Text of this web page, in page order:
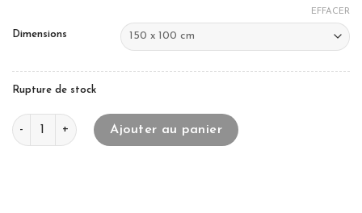
Dimensions
EFFACER
Rupture de stock
quantité de Tapis Mririt orange en laine
Ajouter au panier